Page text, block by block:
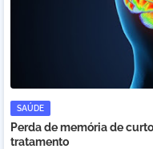
SAÚDE
Perda de memória de
tratamento